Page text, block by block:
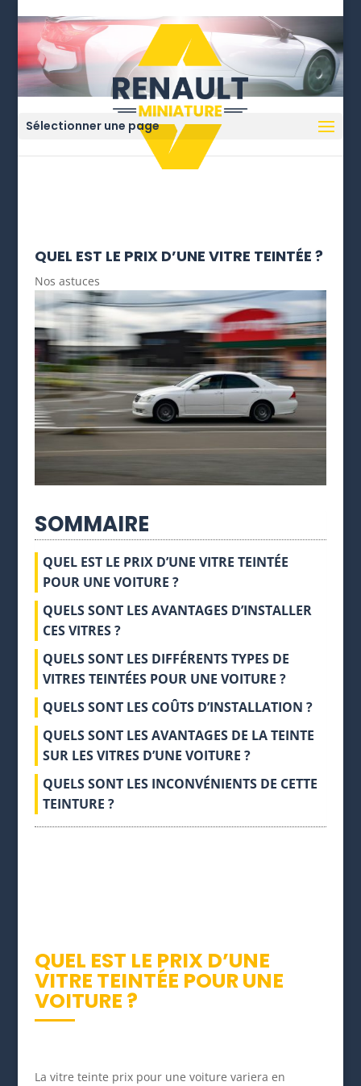
Sélectionner une page
QUEL EST LE PRIX D’UNE VITRE TEINTÉE ?
Nos astuces
SOMMAIRE
QUEL EST LE PRIX D’UNE VITRE TEINTÉE
POUR UNE VOITURE ?
QUELS SONT LES AVANTAGES D’INSTALLER
CES VITRES ?
QUELS SONT LES DIFFÉRENTS TYPES DE
VITRES TEINTÉES POUR UNE VOITURE ?
QUELS SONT LES COÛTS D’INSTALLATION ?
QUELS SONT LES AVANTAGES DE LA TEINTE
SUR LES VITRES D’UNE VOITURE ?
QUELS SONT LES INCONVÉNIENTS DE CETTE
TEINTURE ?
QUEL EST LE PRIX D’UNE
VITRE TEINTÉE POUR UNE
VOITURE ?
La vitre teinte prix pour une voiture variera en